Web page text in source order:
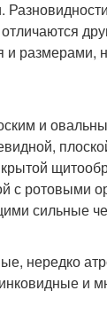
и размерами,
и
с ротовыми
сильные
нередко
и